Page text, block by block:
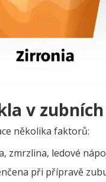
v
několika faktorů:
zmrzlina, ledové
při přípravě